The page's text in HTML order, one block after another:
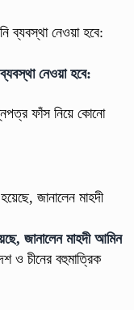
নেওয়া হবে:
ফাঁস নিয়ে কোনো
জানালেন মাহদী আমিন
ও চীনের বহুমাত্রিক